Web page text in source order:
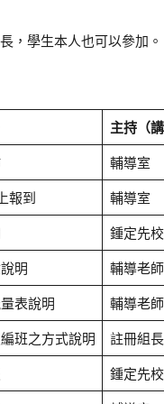
，學生本人也可以參加。
主持（
輔導室
報到
輔導室
鍾定先
明
輔導老師
表說明
輔導老師
班之方式說明
註冊組長
鍾定先